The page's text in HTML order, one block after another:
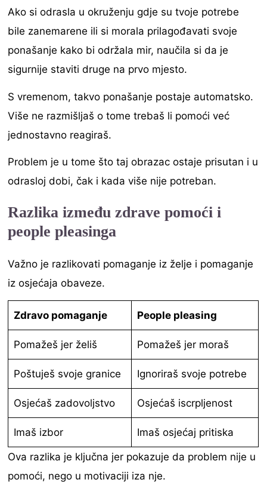
Ako si odrasla u okruženju gdje su tvoje potrebe
bile zanemarene ili si morala prilagođavati svoje
ponašanje kako bi održala mir, naučila si da je
sigurnije staviti druge na prvo mjesto.
S vremenom, takvo ponašanje postaje automatsko.
Više ne razmišljaš o tome trebaš li pomoći već
jednostavno reagiraš.
Problem je u tome što taj obrazac ostaje prisutan i u
odrasloj dobi, čak i kada više nije potreban.
Razlika između zdrave pomoći i
people pleasinga
Važno je razlikovati pomaganje iz želje i pomaganje
iz osjećaja obaveze.
Zdravo pomaganje People pleasing
Pomažeš jer želiš Pomažeš jer moraš
Poštuješ svoje granice Ignoriraš svoje potrebe
Osjećaš zadovoljstvo Osjećaš iscrpljenost
Imaš izbor Imaš osjećaj pritiska
Ova razlika je ključna jer pokazuje da problem nije u
pomoći, nego u motivaciji iza nje.